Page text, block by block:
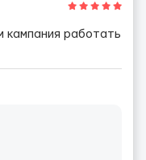
кампания работать